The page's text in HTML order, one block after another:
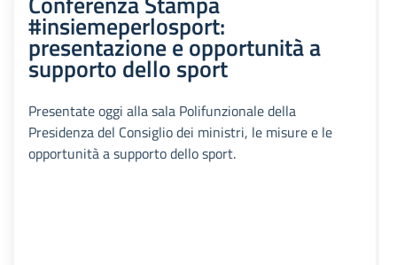
#insiemeperlosport:
presentazione e opportunità a
supporto dello sport
Presentate oggi alla sala Polifunzionale della
Presidenza del Consiglio dei ministri, le misure e le
opportunità a supporto dello sport.